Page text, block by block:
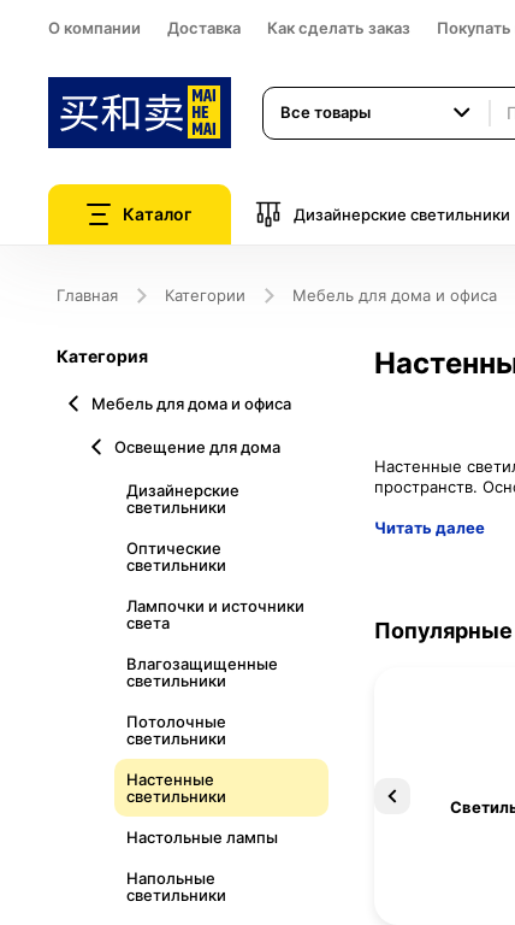
О компании Доставка Как сделать заказ Покупать
Все товары
Каталог Дизайнерские светильники
Главная Категории Мебель для дома и офиса
Категория
Мебель для дома и офиса
Освещение для дома
Дизайнерские
светильники
Оптические
светильники
Лампочки и источники
света
Влагозащищенные
светильники
Потолочные
светильники
Настенные
светильники
Настольные лампы
Напольные
светильники
Настенные
Читать далее
Популярные
Освещение